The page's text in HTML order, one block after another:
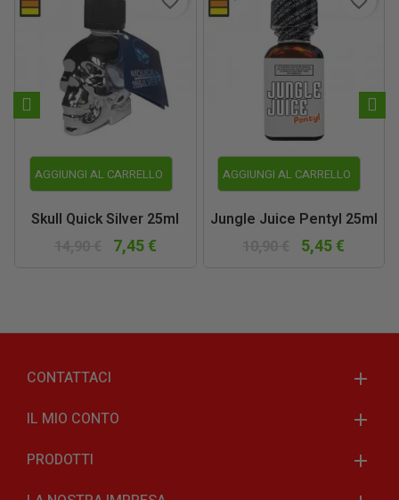
AGGIUNGI AL CARRELLO
Skull Quick Silver 25ml
7,45 €
AGGIUNGI AL CARRELLO
Jungle Juice Pentyl 25ml
5,45 €
CONTATTACI
IL MIO CONTO
PRODOTTI